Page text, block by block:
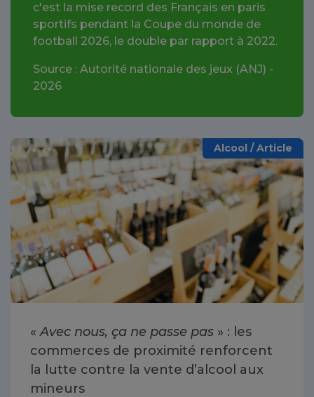
c'est la mise record des Français en paris
sportifs pendant la Coupe du monde de
football 2026, le double par rapport à 2022.
Source : Autorité nationale des jeux (ANJ) -
2026
Alcool / Article
«Avec nous, ça ne passe pas » : les
commerces de proximité renforcent
la lutte contre la vente d’alcool aux
mineurs